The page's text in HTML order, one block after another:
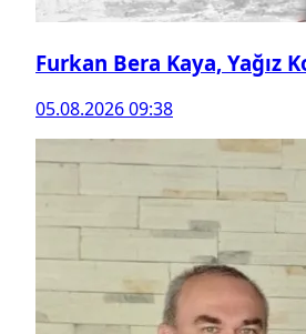
Furkan Bera Kaya, Yağız
05.08.2026 09:38